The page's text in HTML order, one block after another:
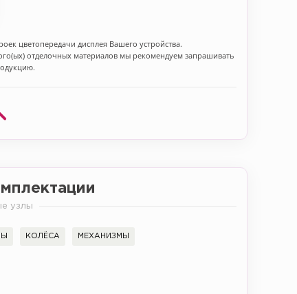
цветопередачи дисплея Вашего устройства.
отделочных материалов мы рекомендуем запрашивать
узлы
КОЛЁСА МЕХАНИЗМЫ